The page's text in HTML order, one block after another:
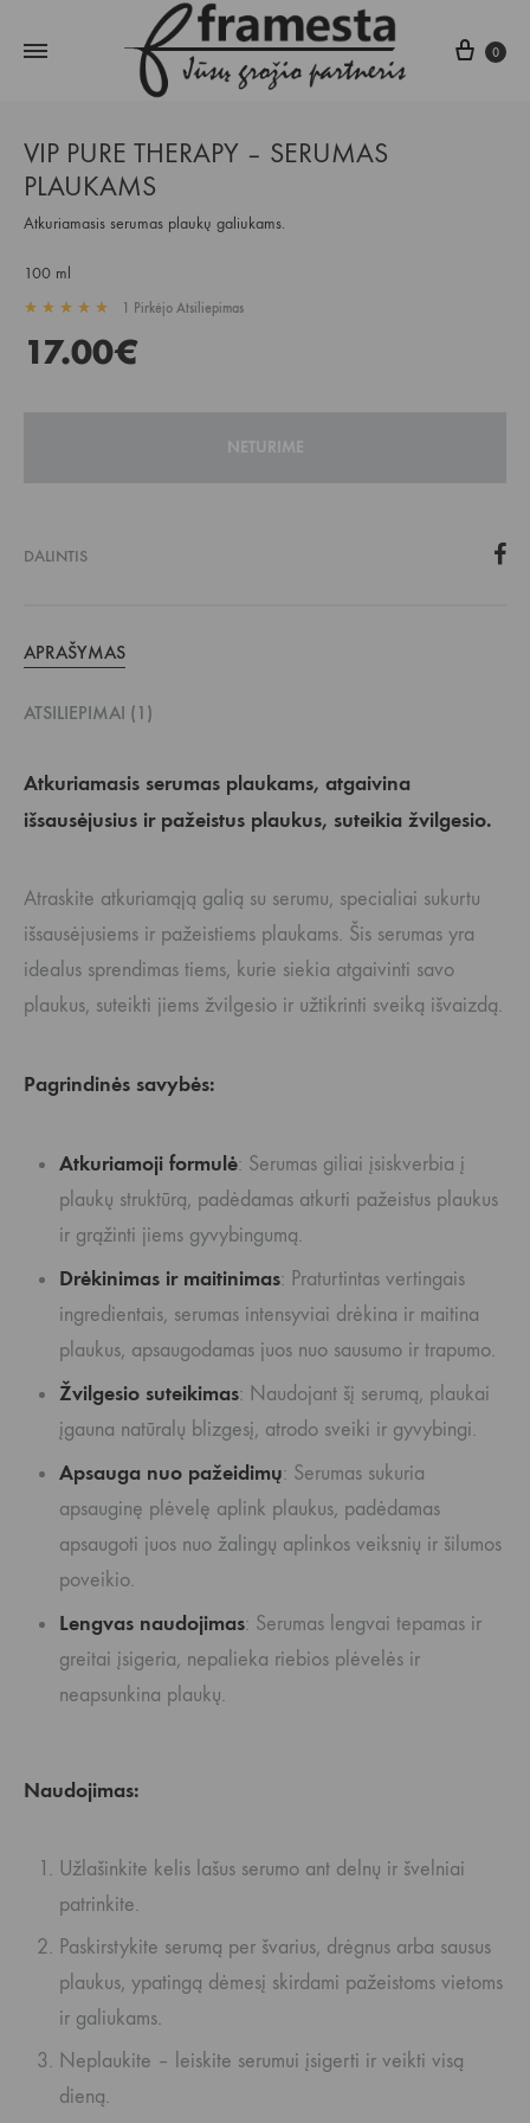
0
VIP PURE THERAPY – SERUMAS
PLAUKAMS
Atkuriamasis serumas plaukų galiukams.
100 ml
1 Pirkėjo Atsiliepimas
17.00€
NETURIME
DALINTIS
APRAŠYMAS
ATSILIEPIMAI (1)
Atkuriamasis serumas plaukams, atgaivina
išsausėjusius ir pažeistus plaukus, suteikia žvilgesio.
Atraskite atkuriamąją galią su serumu, specialiai sukurtu
išsausėjusiems ir pažeistiems plaukams. Šis serumas yra
idealus sprendimas tiems, kurie siekia atgaivinti savo
plaukus, suteikti jiems žvilgesio ir užtikrinti sveiką išvaizdą.
Pagrindinės savybės:
Atkuriamoji formulė: Serumas giliai įsiskverbia į
plaukų struktūrą, padėdamas atkurti pažeistus plaukus
ir grąžinti jiems gyvybingumą.
Drėkinimas ir maitinimas: Praturtintas vertingais
ingredientais, serumas intensyviai drėkina ir maitina
plaukus, apsaugodamas juos nuo sausumo ir trapumo.
Žvilgesio suteikimas: Naudojant šį serumą, plaukai
įgauna natūralų blizgesį, atrodo sveiki ir gyvybingi.
Apsauga nuo pažeidimų: Serumas sukuria
apsauginę plėvelę aplink plaukus, padėdamas
apsaugoti juos nuo žalingų aplinkos veiksnių ir šilumos
poveikio.
Lengvas naudojimas: Serumas lengvai tepamas ir
greitai įsigeria, nepalieka riebios plėvelės ir
neapsunkina plaukų.
Naudojimas:
Užlašinkite kelis lašus serumo ant delnų ir švelniai
patrinkite.
Paskirstykite serumą per švarius, drėgnus arba sausus
plaukus, ypatingą dėmesį skirdami pažeistoms vietoms
ir galiukams.
Neplaukite – leiskite serumui įsigerti ir veikti visą
dieną.